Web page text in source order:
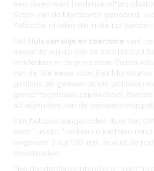
een steen waar heidense offers
Steen van de Martelaren genoemd,
Keltische rituelen die in die tijd werden
Het Huis van wijn en toerisme van
missie de wijnen van de satellietstad
ontdekken en te promoten. Gebouwd
van de 18e eeuw voor Paul
gediend als gemeentehuis,
gerechtsgebouw, privéschool, theater
als eigendom van de
Een fietspad aangeboden door het
door Lussac: "Kerken en kastelen rond
ongeveer 3 uur (30 km). Je kunt de
downloaden.
Elke donderdagochtend is er markt in